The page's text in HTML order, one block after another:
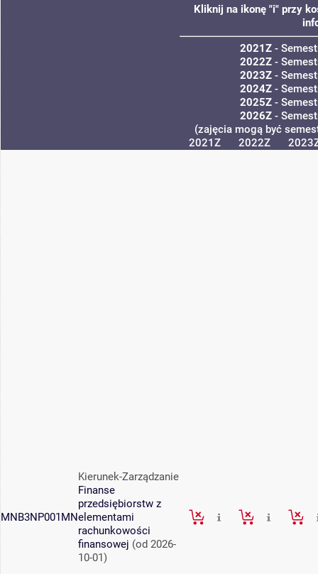
Kliknij na ikonę "i" przy
2021Z-
2022Z-
2023Z-
2024Z-
2025Z-
2026Z-
(zajęcia mogą być
2021Z
2022Z
MNB3NP001MN
Kierunek-Zarządzanie
Finanse
przedsiębiorstw z
elementami
rachunkowości
finansowej (od 2026-
10-01)